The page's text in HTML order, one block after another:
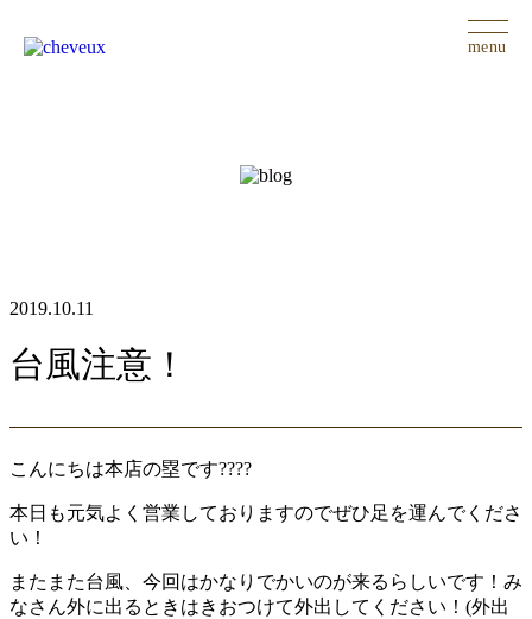
menu
2019.10.11
台風注意！
こんにちは本店の塁です????
本日も元気よく営業しておりますのでぜひ足を運んでくださ
い！
またまた台風、今回はかなりでかいのが来るらしいです！み
なさん外に出るときはきおつけて外出してください！(外出